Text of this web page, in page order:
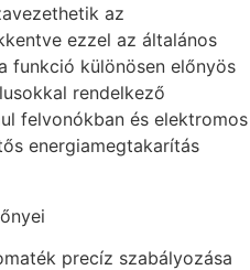
az
ezzel az általános
funkció különösen előnyös
rendelkező
felvonókban és elektromos
energiamegtakarítás
precíz szabályozása